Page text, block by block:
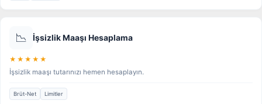
📉 İşsizlik Maaşı Hesaplama
★★★★★
İşsizlik maaşı tutarınızı hemen hesaplayın.
Brüt-Net Limitler